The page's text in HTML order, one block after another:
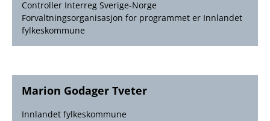
Controller Interreg Sverige-Norge
Forvaltningsorganisasjon for programmet er Innlandet
fylkeskommune
Marion Godager Tveter
Innlandet fylkeskommune